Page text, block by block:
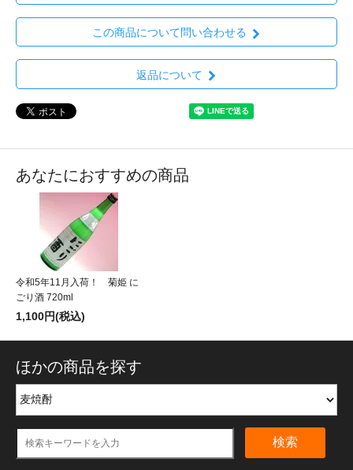
この商品について問い合わせる
返品について
あなたにおすすめの商品
令和5年11月入荷！ 菊姫 に
ごり酒 720ml
1,100円(税込)
ほかの商品を探す
検索